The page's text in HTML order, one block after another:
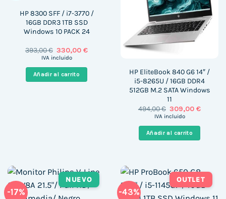
HP 8300 SFF / i7-3770 /
16GB DDR3 1TB SSD
Windows 10 PACK 24
393,00€ El
precio
era:
393,00 €.
330,00€El
IVA incluido
Añadir al carrito
HP EliteBook 840 G6 14″ /
i5-8265U / 16GB DDR4
512GB M.2 SATA Windows
11
494,00€ El
precio
era:
494,00 €.
309,00€El
IVA incluido
Añadir al carrito
-17%
NUEVO
-43%
OUTLET